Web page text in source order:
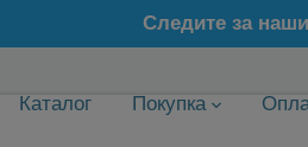
Следите за
Каталог Покупка